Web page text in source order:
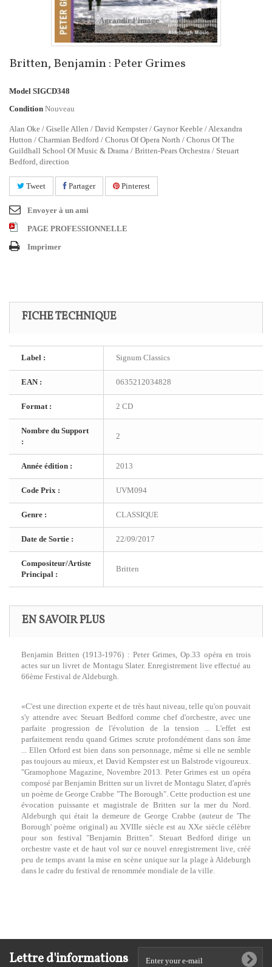
Agrandir l'image
Britten, Benjamin : Peter Grimes
Model SIGCD348
Condition Nouveau
Alan Oke / Giselle Allen / David Kempster / Gaynor Keeble / Alexandra
Hutton / Charmian Bedford / Chorus Of Opera North / Chorus Of The
Guildhall School Of Music & Drama / Britten-Pears Orchestra / Steuart
Bedford, direction
Tweet Partager Pinterest
Envoyer à un ami
PAGE PROFESSIONNELLE
Imprimer
FICHE TECHNIQUE
Label : Signum Classics
EAN : 0635212034828
Format : 2 CD
Nombre du Support
:
2
Année édition : 2013
Code Prix : UVM094
Genre : CLASSIQUE
Date de Sortie : 22/09/2017
Compositeur/Artiste
Principal :
Britten
EN SAVOIR PLUS
Benjamin Britten (1913-1976) : Peter Grimes, Op.33 opéra en trois
actes sur un livret de Montagu Slater. Enregistrement live effectué au
66ème Festival de Aldeburgh.
«C'est une direction experte et de très haut niveau, telle qu'on pouvait
s'y attendre avec Steuart Bedford comme chef d'orchestre, avec une
parfaite progression de l'évolution de la tension ... L'effet est
parfaitement rendu quand Grimes scrute profondément dans son âme
... Ellen Orford est bien dans son personnage, même si elle ne semble
pas toujours au mieux, et David Kempster est un Balstrode vigoureux.
"Gramophone Magazine, Novembre 2013. Peter Grimes est un opéra
composé par Benjamin Britten sur un livret de Montagu Slater, d'après
un poème de George Crabbe "The Borough". Cette production est une
évocation puissante et magistrale de Britten sur la mer du Nord.
Aldeburgh qui était la demeure de George Crabbe (auteur de 'The
Borough' poème original) au XVIIIe siècle est au XXe siècle célèbre
pour son festival "Benjamin Britten". Steuart Bedford dirige un
orchestre vaste et de haut vol sur ce nouvel enregistrement live, créé
peu de temps avant la mise en scène unique sur la plage à Aldeburgh
dans le cadre du festival de renommée mondiale de la ville.
Lettre d'informations